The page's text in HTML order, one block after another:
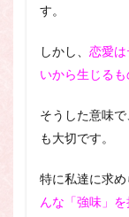
す。
しかし、 恋愛
いから生じるも
そうした意味
も大切です。
特に私達に求め
んな「強味」